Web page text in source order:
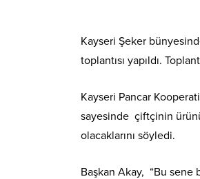
Kayseri Şeker
toplantısı yapıldı.
Kayseri Pancar
sayesinde çiftçinin
olacaklarını söyledi.
Başkan Akay, “Bu